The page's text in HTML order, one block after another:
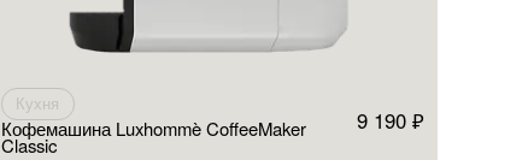
Кухня
Кофемашина Luxhommè CoffeeMaker
Classic
9 190 ₽